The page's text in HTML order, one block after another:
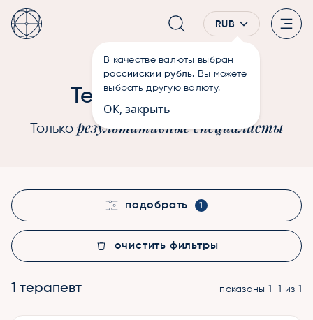
RUB
В качестве валюты выбран
российский рубль. Вы можете
выбрать другую валюту.
ОК, закрыть
Главная — Терапевты
ТерапевтыДуши
Только результативные специалисты
1
подобрать
очистить фильтры
1 терапевт показаны 1–1 из 1